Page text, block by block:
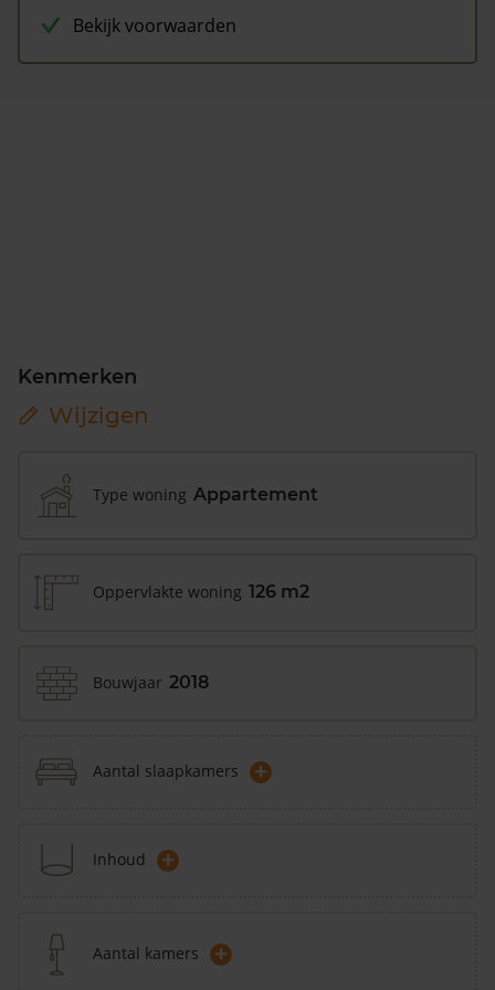
Bekijk voorwaarden
Kenmerken
Wijzigen
Type woning Appartement
Oppervlakte woning 126 m2
Bouwjaar 2018
Aantal slaapkamers +
Inhoud +
Aantal kamers +